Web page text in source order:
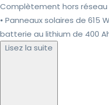
Complètement hors réseau
• Panneaux solaires de 615
batterie au lithium de 400
Lisez la suite